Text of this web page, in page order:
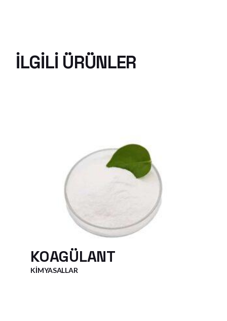
İLGILI ÜRÜNLER
KOAGÜLANT
KIMYASALLAR